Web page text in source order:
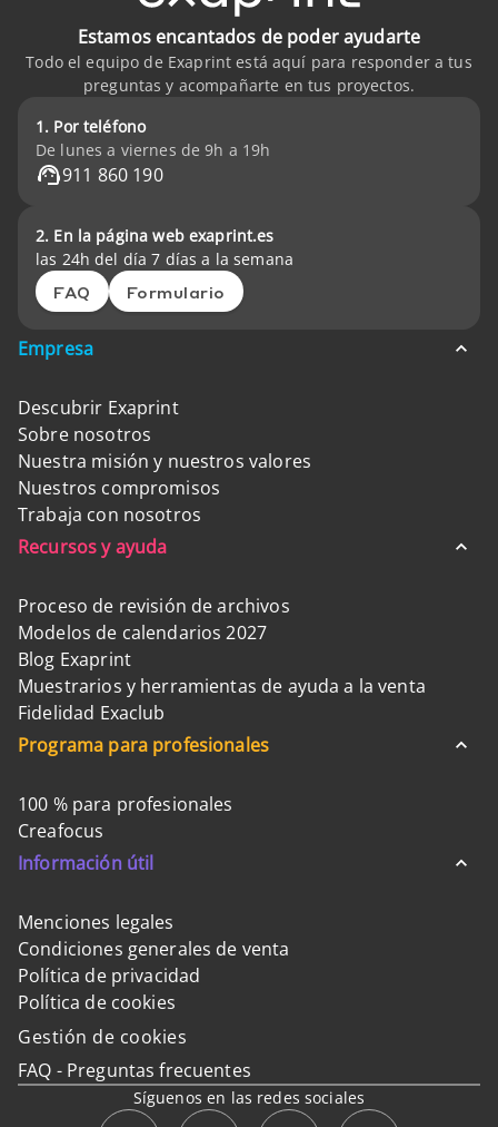
Estamos encantados de poder ayudarte
Todo el equipo de Exaprint está aquí para responder a tus
preguntas y acompañarte en tus proyectos.
1. Por teléfono
De lunes a viernes de 9h a 19h
911 860 190
2. En la página web exaprint.es
las 24h del día 7 días a la semana
FAQ Formulario
Empresa
Descubrir Exaprint
Sobre nosotros
Nuestra misión y nuestros valores
Nuestros compromisos
Trabaja con nosotros
Recursos y ayuda
Proceso de revisión de archivos
Modelos de calendarios 2027
Blog Exaprint
Muestrarios y herramientas de ayuda a la venta
Fidelidad Exaclub
Programa para profesionales
100 % para profesionales
Creafocus
Información útil
Menciones legales
Condiciones generales de venta
Política de privacidad
Política de cookies
Gestión de cookies
FAQ - Preguntas frecuentes
Síguenos en las redes sociales